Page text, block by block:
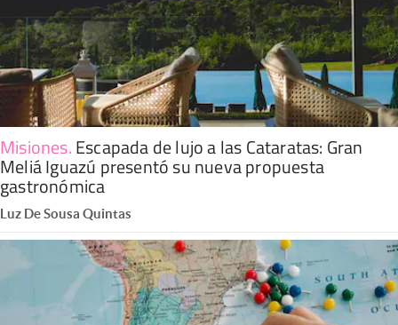
Misiones.Escapada de lujo a las Cataratas: Gran
Meliá Iguazú presentó su nueva propuesta
gastronómica
Luz De Sousa Quintas